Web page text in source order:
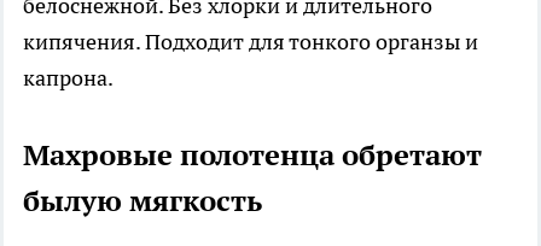
кипячения. Подходит для тонкого органзы и
капрона.
Махровые полотенца обретают
былую мягкость